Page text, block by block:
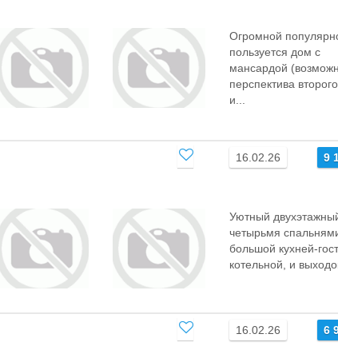
Огромной
пользуется дом с
мансардой
перспектива
и...
16.02.26 9
Уютный
четырьмя
большой кухней-
котельной, и
16.02.26 6